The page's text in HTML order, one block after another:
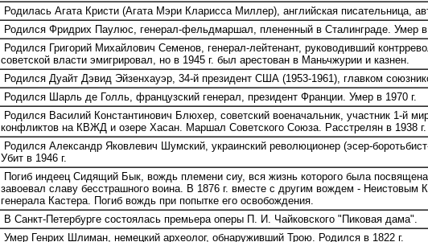
Родилась Агата Кристи (Агата Мэри Кларисса Миллер), английская писательница,
Родился Фридрих Паулюс, генерал-фельдмаршал, плененный в Сталинграде. Умер в
Родился Григорий Михайлович Семенов, генерал-лейтенант, руководивший
советской власти эмигрировал, но в 1945 г. был арестован в Маньчжурии и казнен.
Родился Дуайт Дэвид Эйзенхауэр, 34-й президент США (1953-1961), главком
Родился Шарль де Голль, французский генерал, президент Франции. Умер в 1970 г.
Родился Василий Константинович Блюхер, советский военачальник, участник 1-й
конфликтов на КВЖД и озере Хасан. Маршал Советского Союза. Расстрелян в 1938 г.
Родился Александр Яковлевич Шумский, украинский революционер (эсер-
Убит в 1946 г.
Погиб индеец Сидящий Бык, вождь племени сиу, вся жизнь которого была
завоевал славу бесстрашного воина. В 1876 г. вместе с другим вождем -
генерала Кастера. Погиб вождь при попытке его освобождения.
В Санкт-Петербурге состоялась премьера оперы П. И. Чайковского "Пиковая дама".
Умер Генрих Шлиман, немецкий археолог, обнаруживший Трою. Родился в 1822 г.